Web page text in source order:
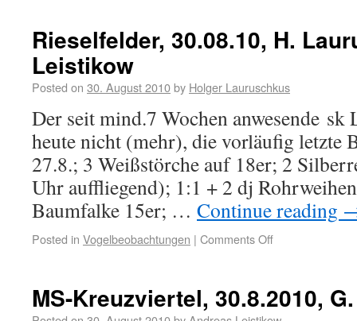
Rieselfelder, 30.08.10, H.
Leistikow
Posted on 30. August 2010by Holger Lauruschkus
Der seit mind.7 Wochen anwesende sk
heute nicht (mehr), die vorläufig letzte
27.8.; 3 Weißstörche auf 18er; 2
Uhr auffliegend); 1:1 + 2 dj
Baumfalke 15er; … Continue reading
Posted in Vogelbeobachtungen | Comments Off
MS-Kreuzviertel, 30.8.2010,